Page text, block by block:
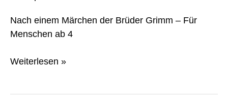
Nach einem Märchen der Brüder Grimm – Für
Menschen ab 4
Weiterlesen »